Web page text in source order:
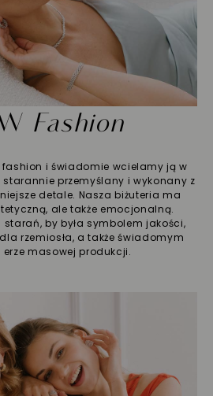
Fashion
fashion i świadomie wcielamy ją w
starannie przemyślany i wykonany z
detale. Nasza biżuteria ma
ale także emocjonalną.
starań, by była symbolem jakości,
rzemiosła, a także świadomym
erze masowej produkcji.